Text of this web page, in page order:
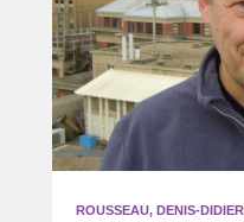
ROUSSEAU, DENIS-DIDIER